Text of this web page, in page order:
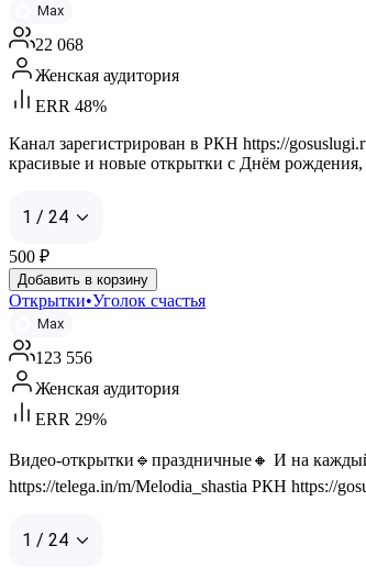
Max
22 068
Женская аудитория
ERR 48%
Канал зарегистрирован в РКН https://
красивые и новые открытки с Днём рождения,
1 / 24
500 ₽
Добавить в корзину
Открытки•Уголок счастья
Max
123 556
Женская аудитория
ERR 29%
Видео-открытки🔹праздничные🔸 И на
https://telega.in/m/Melodia_shastia РКН https://
1 / 24